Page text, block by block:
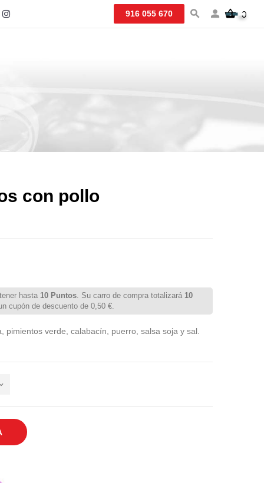
916 055 670 0
con pollo
hasta 10 Puntos. Su carro de compra totalizará 10
cupón de descuento de 0,50 €.
pimientos verde, calabacín, puerro, salsa soja y sal.